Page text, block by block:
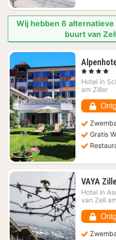
Wij hebben 6
buurt van
, 4 Sterren
Hotel in
am Ziller
Gratis
VAYA
Hotel in
van Zell